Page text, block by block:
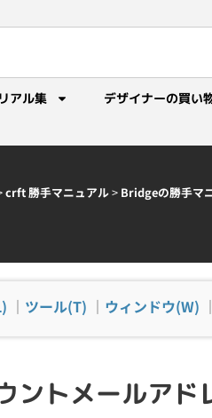
アル集 デザイナーの買い
crft 勝手マニュアル> Bridgeの勝手マ
｜ ツール(T) ｜ ウィンドウ(W) ｜
ントメールアド